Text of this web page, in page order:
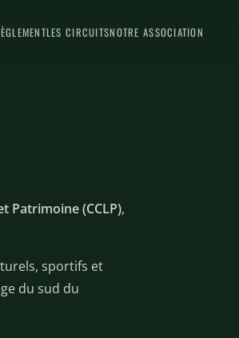
LES CIRCUITSNOTRE ASSOCIATION
Patrimoine (CCLP),
sportifs et
du sud du